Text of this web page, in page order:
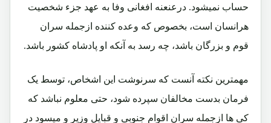
حساب نمیشود. درعنعنه افغانی وفا به عهد جزء شخصیت
هرانسان است، بخصوص که وعده کننده ازجمله سران
قوم و بزرگان باشد، چه رسد به آنکه او پادشاه کشور باشد.
مهمترین نکته آنست که سرنوشت این اشخاص، توسط یک
فرمان بدست مخالفان سپرده شود، حتی معلوم نباشد که
کی ها ازجمله سران اقوام جنوبی و قبایل وزیر و میسود در